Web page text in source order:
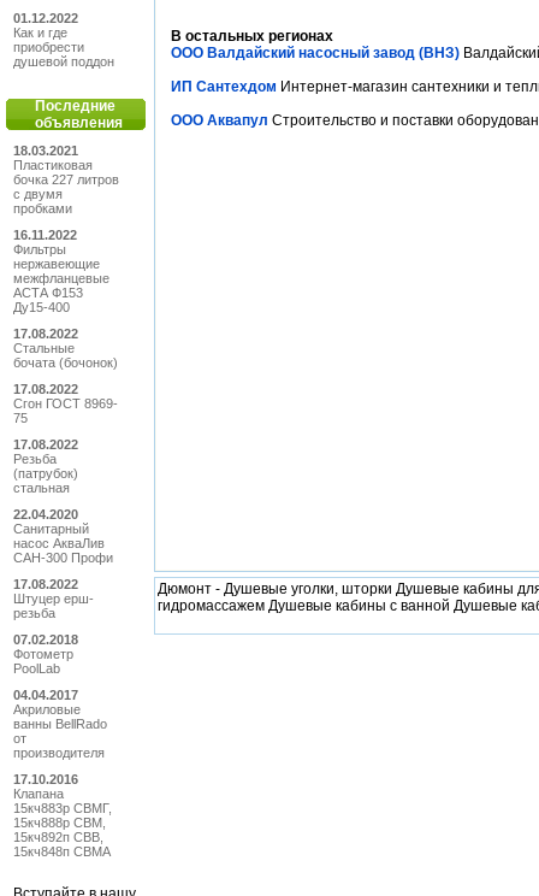
01.12.2022
Как и где
приобрести
душевой поддон
Последние
объявления
18.03.2021
Пластиковая
бочка 227 литров
с двумя
пробками
16.11.2022
Фильтры
нержавеющие
межфланцевые
АСТА Ф153
Ду15-400
17.08.2022
Стальные
бочата (бочонок)
17.08.2022
Сгон ГОСТ 8969-
75
17.08.2022
Резьба
(патрубок)
стальная
22.04.2020
Санитарный
насос АкваЛив
САН-300 Профи
17.08.2022
Штуцер ерш-
резьба
07.02.2018
Фотометр
PoolLab
04.04.2017
Акриловые
ванны BellRado
от
производителя
17.10.2016
Клапана
15кч883р СВМГ,
15кч888р СВМ,
15кч892п СВВ,
15кч848п СВМА
В остальных регионах
ООО Валдайский насосный завод (ВНЗ)
ИП Сантехдом Интернет-магазин сантехники и
ООО Аквапул Строительство и поставки
Дюмонт - Душевые уголки, шторки Душевые кабины
гидромассажем Душевые кабины с ванной Душевые